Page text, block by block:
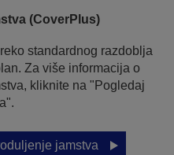
(CoverPlus)
standardnog razdoblja
Za više informacija o
kliknite na "Pogledaj
jamstva